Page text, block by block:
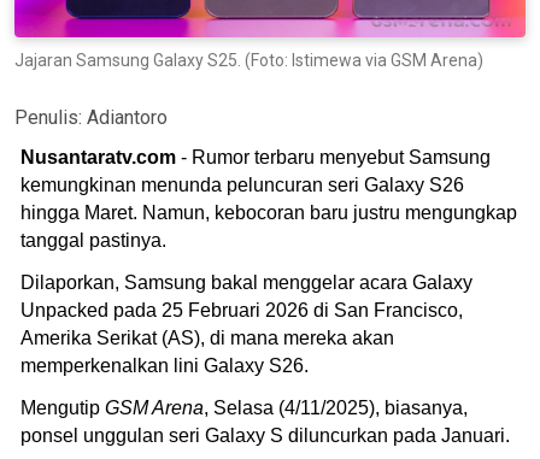
Jajaran Samsung Galaxy S25. (Foto: Istimewa via GSM Arena)
Penulis: Adiantoro
Nusantaratv.com - Rumor terbaru menyebut Samsung
kemungkinan menunda peluncuran seri Galaxy S26
hingga Maret. Namun, kebocoran baru justru mengungkap
tanggal pastinya.
Dilaporkan, Samsung bakal menggelar acara Galaxy
Unpacked pada 25 Februari 2026 di San Francisco,
Amerika Serikat (AS), di mana mereka akan
memperkenalkan lini Galaxy S26.
Mengutip GSM Arena, Selasa (4/11/2025), biasanya,
ponsel unggulan seri Galaxy S diluncurkan pada Januari.